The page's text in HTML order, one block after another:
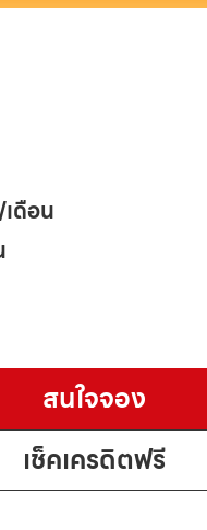
ดือน
สนใจจอง
เช็คเครดิตฟรี